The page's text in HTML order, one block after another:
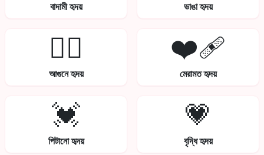
বাদামী হৃদয় ভাঙা হৃদয়
❤️‍🔥
আগুনে হৃদয়
❤️‍🩹
মেরামত হৃদয়
💓
পিটানো হৃদয়
💗
বৃদ্ধি হৃদয়